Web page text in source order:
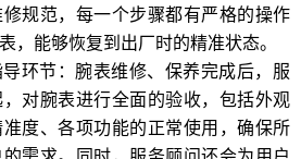
规范，每一个步骤都有严格的操作
，能够恢复到出厂时的精准状态。
环节：腕表维修、保养完成后，服
对腕表进行全面的验收，包括外观
度、各项功能的正常使用，确保所